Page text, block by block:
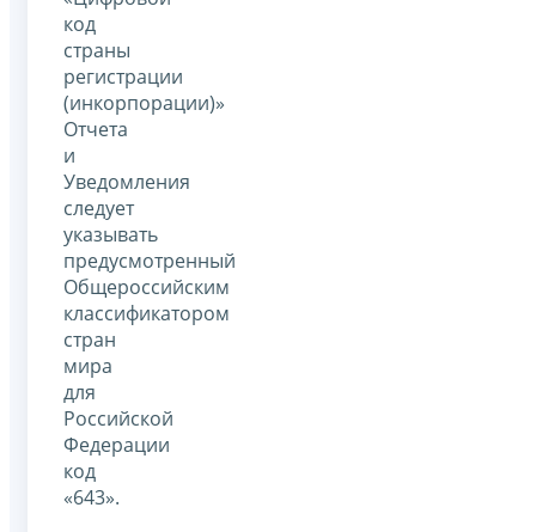
код
страны
регистрации
(инкорпорации)»
Отчета
и
Уведомления
следует
указывать
предусмотренный
Общероссийским
классификатором
стран
мира
для
Российской
Федерации
код
«643».